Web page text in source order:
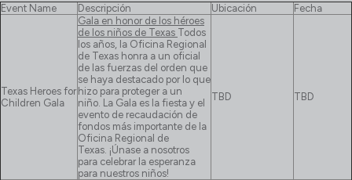
Event Name Descripción Ubicación Fecha
Texas Heroes for
Children Gala
Gala en honor de los héroes
de los niños de Texas Todos
los años, la Oficina Regional
de Texas honra a un oficial
de las fuerzas del orden que
se haya destacado por lo que
hizo para proteger a un
niño. La Gala es la fiesta y el
evento de recaudación de
fondos más importante de la
Oficina Regional de
Texas. ¡Únase a nosotros
para celebrar la esperanza
para nuestros niños!
TBD TBD